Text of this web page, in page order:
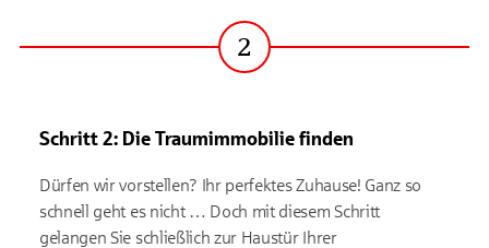
Schritt
2
Schritt 2: Die Traumimmobilie finden
Dürfen wir vorstellen? Ihr perfektes Zuhause! Ganz so
schnell geht es nicht … Doch mit diesem Schritt
gelangen Sie schließlich zur Haustür Ihrer